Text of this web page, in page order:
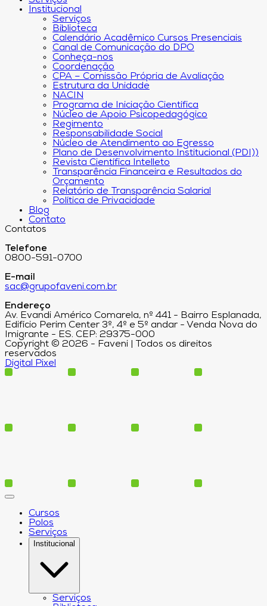
Institucional
Serviços
Biblioteca
Calendário Acadêmico Cursos Presenciais
Canal de Comunicação do DPO
Conheça-nos
Coordenação
CPA – Comissão Própria de Avaliação
Estrutura da Unidade
NACIN
Programa de Iniciação Científica
Núcleo de Apoio Psicopedagógico
Regimento
Responsabilidade Social
Núcleo de Atendimento ao Egresso
Plano de Desenvolvimento Institucional (PDI))
Revista Científica Intelleto
Transparência Financeira e Resultados do
Orçamento
Relatório de Transparência Salarial
Política de Privacidade
Blog
Contato
Contatos
Telefone
0800-591-0700
E-mail
sac@grupofaveni.com.br
Endereço
Av. Evandi Américo Comarela, nº 441 - Bairro Esplanada,
Edifício Perim Center 3º, 4º e 5º andar - Venda Nova do
Imigrante - ES. CEP: 29375-000
Copyright © 2026 - Faveni | Todos os direitos
reservados
Digital Pixel
Cursos
Polos
Serviços
Institucional
Serviços